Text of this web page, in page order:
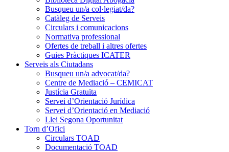
Busqueu un/a col·legiat/da?
Catàleg de Serveis
Circulars i comunicacions
Normativa professional
Ofertes de treball i altres ofertes
Guies Pràctiques ICATER
Serveis als Ciutadans
Busqueu un/a advocat/da?
Centre de Mediació – CEMICAT
Justícia Gratuïta
Servei d’Orientació Jurídica
Servei d’Orientació en Mediació
Llei Segona Oportunitat
Torn d’Ofici
Circulars TOAD
Documentació TOAD